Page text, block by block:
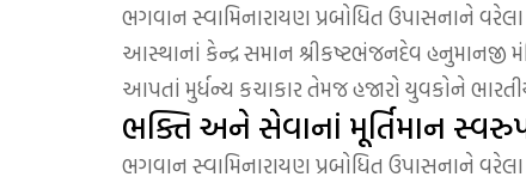
ભગવાન સ્વામિનારાયણ પ્રબોધિત ઉપાસનાને વરેલા
આસ્થાનાં કેન્દ્ર સમાન શ્રીકષ્ટભંજનદેવ હનુમાનજી
આપતાં મુર્ધન્ય કચાકાર તેમજ હજારો યુવકોને
ભક્તિ અને સેવાનાં મૂર્તિમાન સ્વરુપ
ભગવાન સ્વામિનારાયણ પ્રબોધિત ઉપાસનાને વરેલા